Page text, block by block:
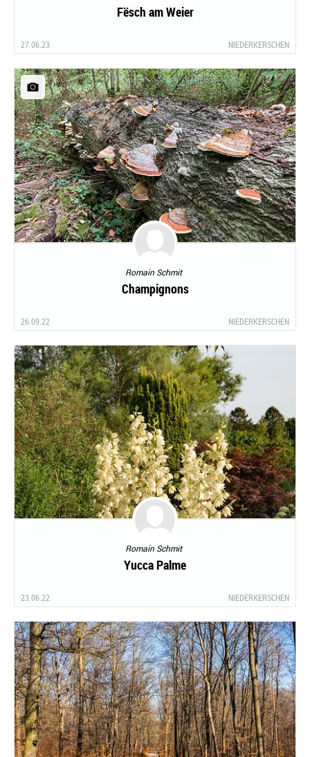
Fësch am Weier
27.06.23 NIEDERKERSCHEN
Romain Schmit
Champignons
26.09.22 NIEDERKERSCHEN
Romain Schmit
Yucca Palme
23.06.22 NIEDERKERSCHEN